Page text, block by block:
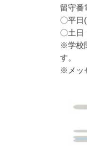
留守番
〇平
〇土
※学校
す。
※メッ